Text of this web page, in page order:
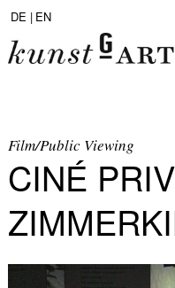
DE | EN
Film/Public Viewing
CINÉ